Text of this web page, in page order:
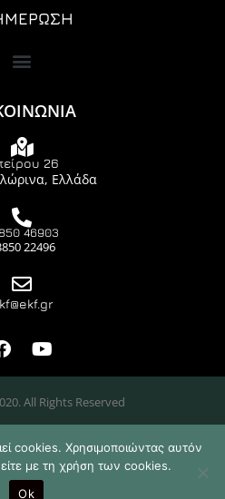
26
Ελλάδα
46903
22496
All Rights Reserved
Developed by
cookies. Χρησιμοποιώντας αυτόν
με τη χρήση των cookies.
Ok